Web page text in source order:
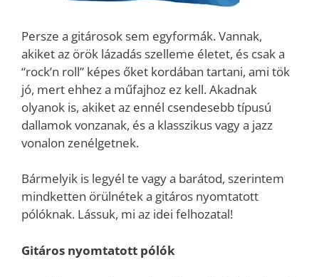
Persze a gitárosok sem egyformák. Vannak,
akiket az örök lázadás szelleme életet, és csak a
“rock’n roll” képes őket kordában tartani, ami tök
jó, mert ehhez a műfajhoz ez kell. Akadnak
olyanok is, akiket az ennél csendesebb típusú
dallamok vonzanak, és a klasszikus vagy a jazz
vonalon zenélgetnek.
Bármelyik is legyél te vagy a barátod, szerintem
mindketten örülnétek a gitáros nyomtatott
pólóknak. Lássuk, mi az idei felhozatal!
Gitáros nyomtatott pólók